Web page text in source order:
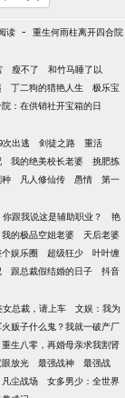
读 - 重生何雨柱离开四合院
瘦不了
和竹马睡了以
丁二狗的猎艳人生
极乐宝
院：在供销社开宝箱的日
出逃 剑徒之路
重活
我的绝美校长老婆
挑肥拣
凡人修仙传 愚情
第一
你跟我说这是辅助职业？
艳
我的极品空姐老婆
天后老婆
娱乐圈 超级狂少
叶叶缠
跟总裁假结婚的日子
抖音
女总裁，请上车
文娱：我为
贩子什么鬼？我就一破产厂
重生八零，再婚母亲求我割肾
放光 最强战神
最强战
凡尘战场
女多男少：全世界